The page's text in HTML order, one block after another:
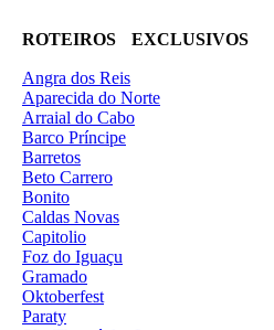
ROTEIROS EXCLUSIVOS
Angra dos Reis
Aparecida do Norte
Arraial do Cabo
Barco Príncipe
Barretos
Beto Carrero
Bonito
Caldas Novas
Capitolio
Foz do Iguaçu
Gramado
Oktoberfest
Paraty